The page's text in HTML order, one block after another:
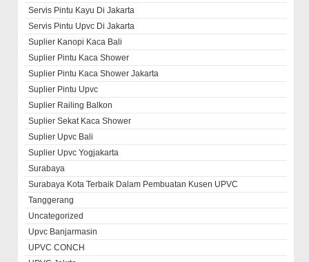
Servis Pintu Kayu Di Jakarta
Servis Pintu Upvc Di Jakarta
Suplier Kanopi Kaca Bali
Suplier Pintu Kaca Shower
Suplier Pintu Kaca Shower Jakarta
Suplier Pintu Upvc
Suplier Railing Balkon
Suplier Sekat Kaca Shower
Suplier Upvc Bali
Suplier Upvc Yogjakarta
Surabaya
Surabaya Kota Terbaik Dalam Pembuatan Kusen UPVC
Tanggerang
Uncategorized
Upvc Banjarmasin
UPVC CONCH